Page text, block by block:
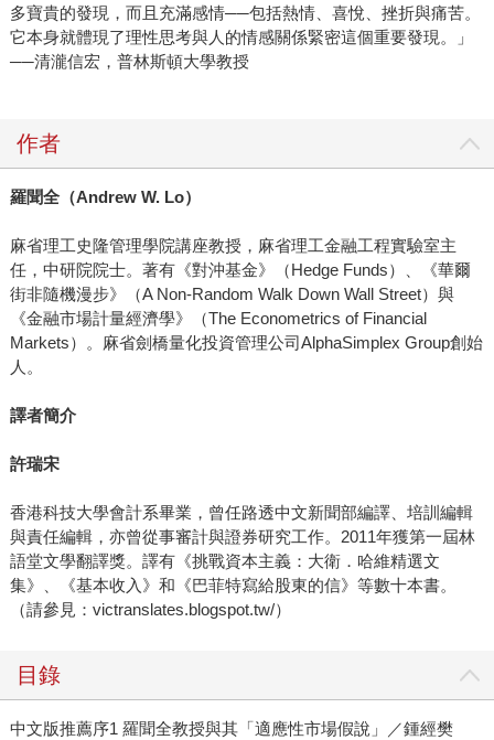
多寶貴的發現，而且充滿感情──包括熱情、喜悅、挫折與痛苦。
它本身就體現了理性思考與人的情感關係緊密這個重要發現。」
──清瀧信宏，普林斯頓大學教授
作者
羅聞全（Andrew W. Lo）
麻省理工史隆管理學院講座教授，麻省理工金融工程實驗室主
任，中研院院士。著有《對沖基金》（Hedge Funds）、《華爾
街非隨機漫步》（A Non-Random Walk Down Wall Street）與
《金融市場計量經濟學》（The Econometrics of Financial
Markets）。麻省劍橋量化投資管理公司AlphaSimplex Group創始
人。
譯者簡介
許瑞宋
香港科技大學會計系畢業，曾任路透中文新聞部編譯、培訓編輯
與責任編輯，亦曾從事審計與證券研究工作。2011年獲第一屆林
語堂文學翻譯獎。譯有《挑戰資本主義：大衛．哈維精選文
集》、《基本收入》和《巴菲特寫給股東的信》等數十本書。
（請參見：victranslates.blogspot.tw/）
目錄
中文版推薦序1 羅聞全教授與其「適應性市場假說」／鍾經樊